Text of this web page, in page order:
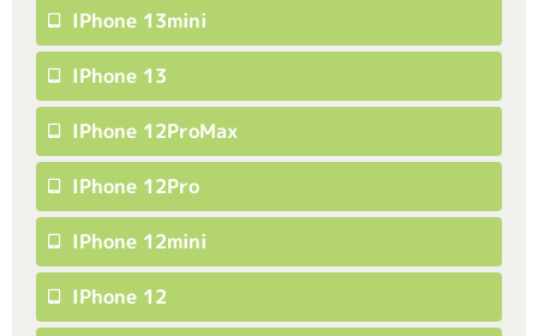
IPhone 13mini
IPhone 13
IPhone 12ProMax
IPhone 12Pro
IPhone 12mini
IPhone 12